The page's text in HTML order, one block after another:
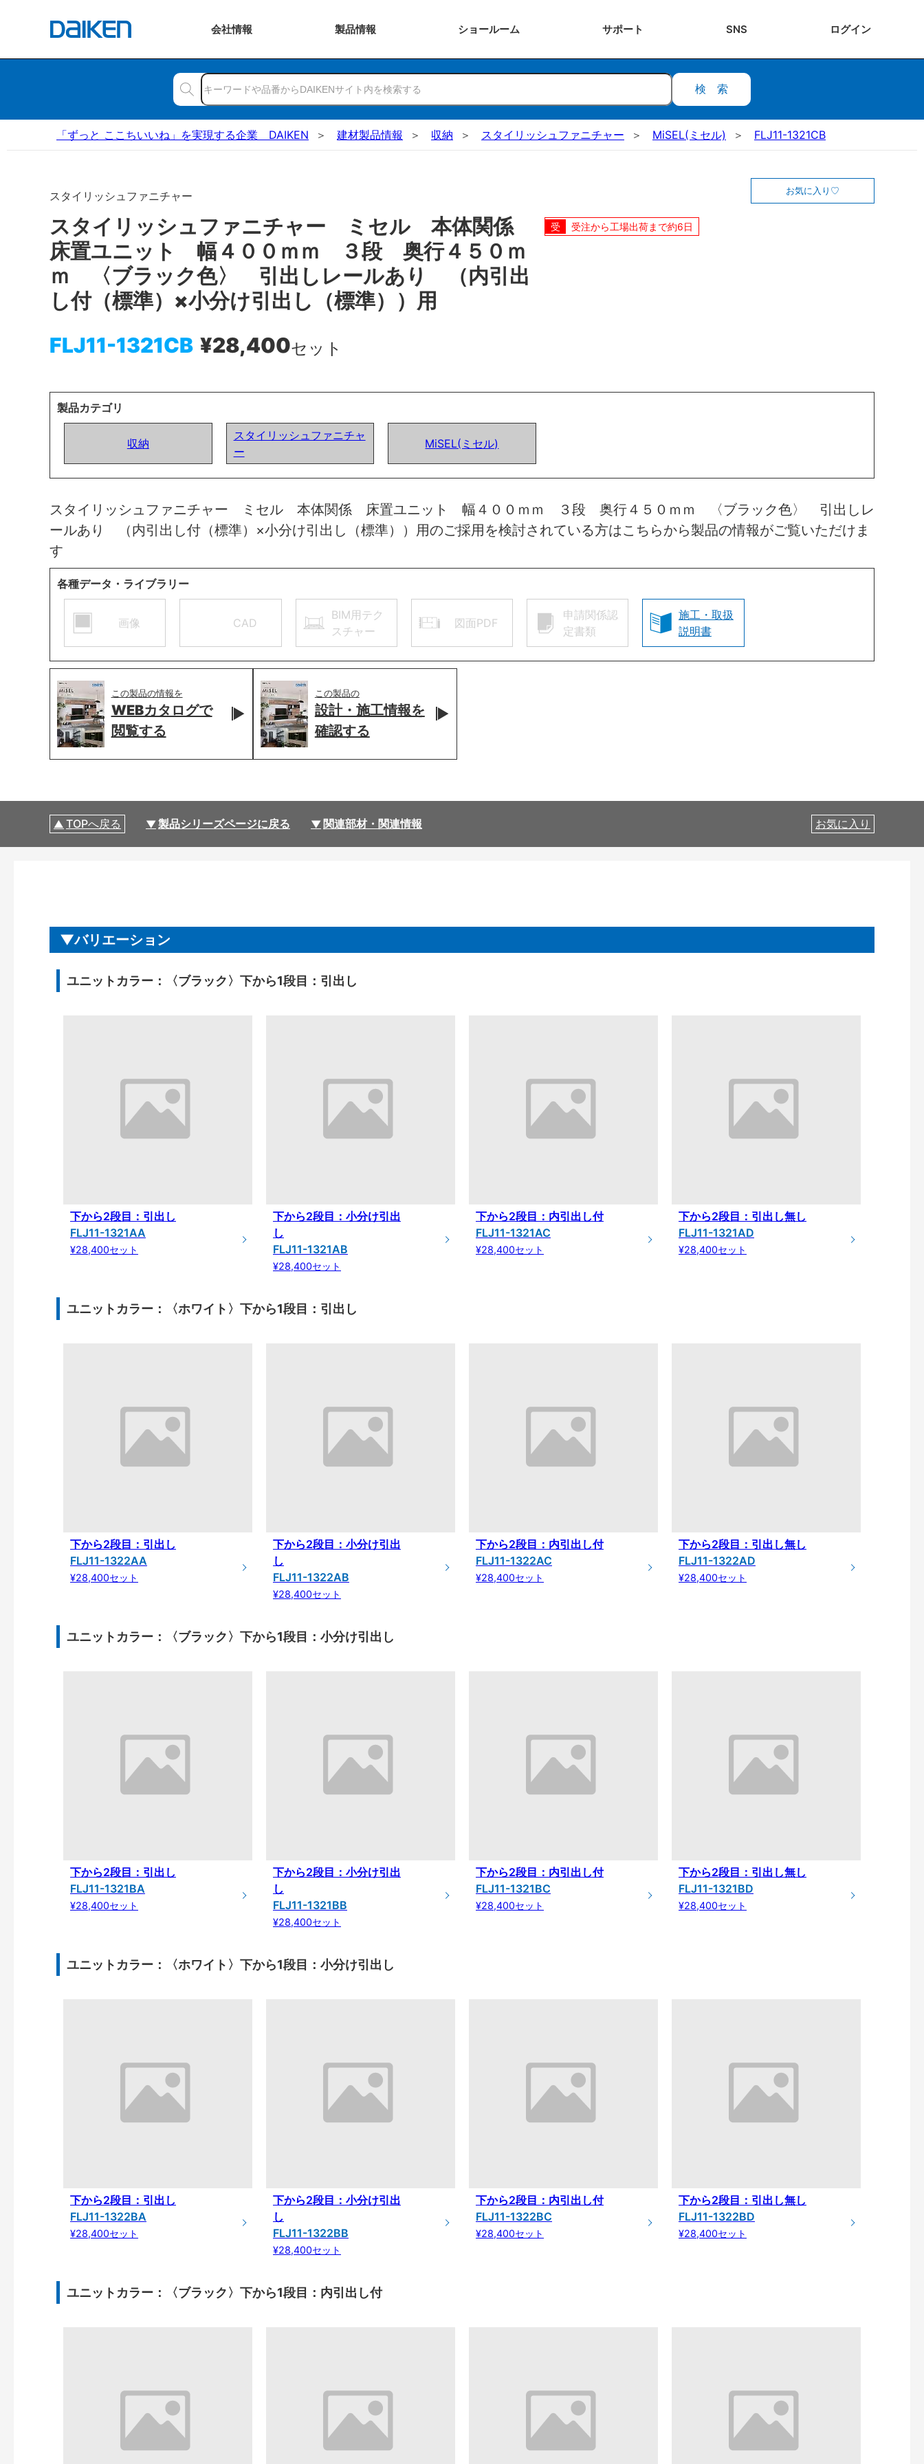
会社情報 製品情報 ショールーム サポート SNS ログイン
検索
「ずっと ここちいいね」を実現する企業 DAIKEN 建材製品情報 収納 スタイリッシュファニチャー MiSEL(ミセル) FLJ11-1321CB
スタイリッシュファニチャー
スタイリッシュファニチャー ミセル 本体関係
床置ユニット 幅４００ｍｍ ３段 奥行４５０ｍ
ｍ 〈ブラック色〉 引出しレールあり （内引出
し付（標準）×小分け引出し（標準））用
FLJ11-1321CB ¥28,400セット
お気に入り
受注から工場出荷まで約6日
製品カテゴリ
収納
スタイリッシュファニチャ
ー
MiSEL(ミセル)
スタイリッシュファニチャー ミセル 本体関係 床置ユニット 幅４００ｍｍ ３段 奥行４５０ｍｍ 〈ブラック色〉 引出しレ
ールあり （内引出し付（標準）×小分け引出し（標準））用のご採用を検討されている方はこちらから製品の情報がご覧いただけま
す
各種データ・ライブラリー
画像 CAD
BIM用テク
スチャー
図面PDF
申請関係認
定書類
施工・取扱
説明書
この製品の情報を
WEBカタログで
閲覧する
この製品の
設計・施工情報を
確認する
TOPへ戻る 製品シリーズページに戻る 関連部材・関連情報 お気に入り
バリエーション
ユニットカラー：〈ブラック〉下から1段目：引出し
下から2段目：引出し
FLJ11-1321AA
¥28,400セット
下から2段目：小分け引出
し
FLJ11-1321AB
¥28,400セット
下から2段目：内引出し付
FLJ11-1321AC
¥28,400セット
下から2段目：引出し無し
FLJ11-1321AD
¥28,400セット
ユニットカラー：〈ホワイト〉下から1段目：引出し
下から2段目：引出し
FLJ11-1322AA
¥28,400セット
下から2段目：小分け引出
し
FLJ11-1322AB
¥28,400セット
下から2段目：内引出し付
FLJ11-1322AC
¥28,400セット
下から2段目：引出し無し
FLJ11-1322AD
¥28,400セット
ユニットカラー：〈ブラック〉下から1段目：小分け引出し
下から2段目：引出し
FLJ11-1321BA
¥28,400セット
下から2段目：小分け引出
し
FLJ11-1321BB
¥28,400セット
下から2段目：内引出し付
FLJ11-1321BC
¥28,400セット
下から2段目：引出し無し
FLJ11-1321BD
¥28,400セット
ユニットカラー：〈ホワイト〉下から1段目：小分け引出し
下から2段目：引出し
FLJ11-1322BA
¥28,400セット
下から2段目：小分け引出
し
FLJ11-1322BB
¥28,400セット
下から2段目：内引出し付
FLJ11-1322BC
¥28,400セット
下から2段目：引出し無し
FLJ11-1322BD
¥28,400セット
ユニットカラー：〈ブラック〉下から1段目：内引出し付